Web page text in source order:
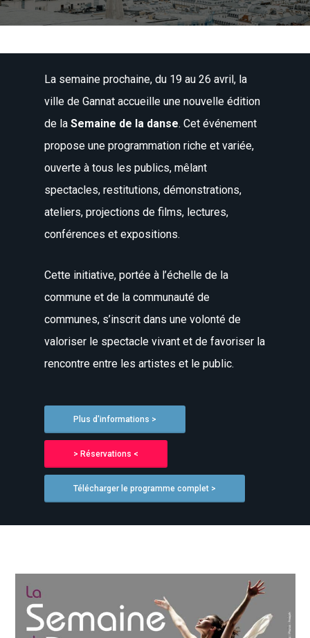
La semaine prochaine, du 19 au 26 avril, la
ville de Gannat accueille une nouvelle édition
de laSemaine de la danse. Cet événement
propose une programmation riche et variée,
ouverte à tous les publics, mêlant
spectacles, restitutions, démonstrations,
ateliers, projections de films, lectures,
conférences et expositions.
Cette initiative, portée à l’échelle de la
commune et de la communauté de
communes, s’inscrit dans une volonté de
valoriser le spectacle vivant et de favoriser la
rencontre entre les artistes et le public.
Plus d'informations >
> Réservations <
Télécharger le programme complet >